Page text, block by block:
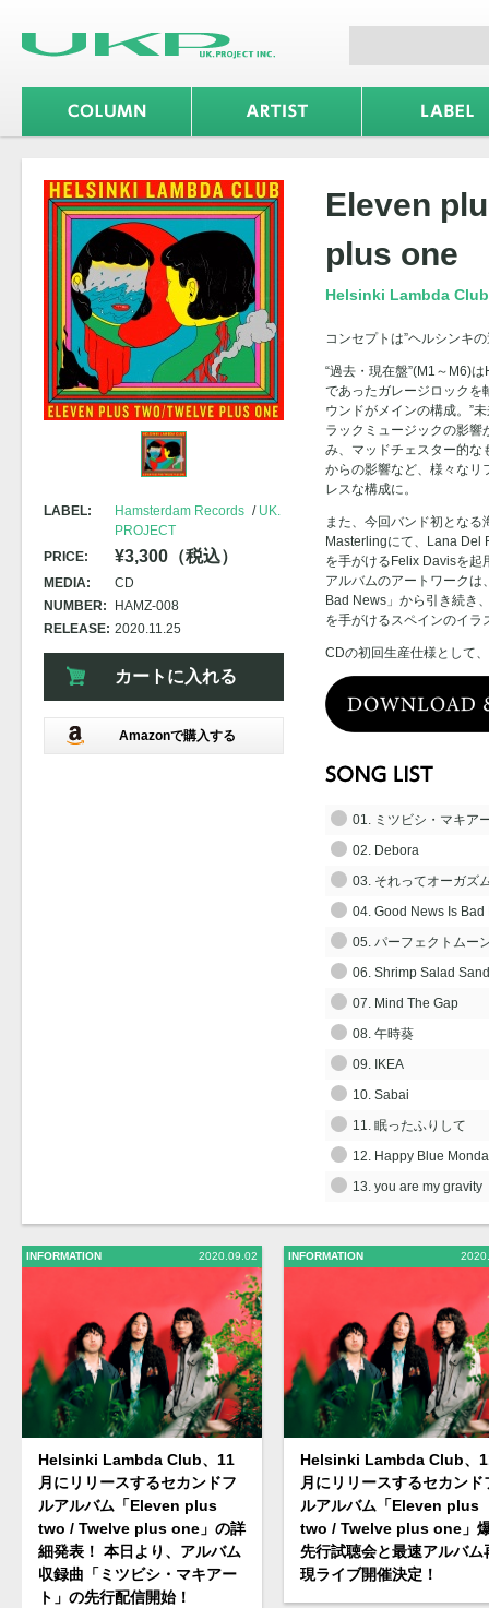
LABEL: Hamsterdam Records
UK.
PROJECT
PRICE:
¥3,300（税込）
MEDIA:
CD
NUMBER:
HAMZ-008
RELEASE: 2020.11.25
カートに入れる
Amazonで購入する
Eleven
plus one
Helsinki Lambda Club
コンセプトは”ヘルシンキ
“過去・現在盤”(M1～M6)
であったガレージロックを
ウンドがメインの構成。”
ラックミュージックの影
み、マッドチェスター的な
からの影響など、様々なリ
レスな構成に。
また、今回バンド初とな
Masterlingにて、Lana Del
を手がけるFelix Davisを起
アルバムのアートワーク
Bad News」から引き続き
を手がけるスペインのイ
CDの初回生産仕様として
01. ミツビシ・マキア
02. Debora
03. それってオーガズ
04. Good News Is Bad
05. パーフェクトムー
06. Shrimp Salad
07. Mind The Gap
08. 午時葵
09. IKEA
10. Sabai
11. 眠ったふりして
12. Happy Blue
13. you are my gravity
INFORMATION 2020.09.02
Helsinki Lambda Club、11
月にリリースするセカンドフ
ルアルバム「Eleven plus
two / Twelve plus one」の詳
細発表！ 本日より、アルバム
収録曲「ミツビシ・マキアー
ト」の先行配信開始！
INFORMATION
Helsinki Lambda Club、
月にリリースするセカンド
ルアルバム「Eleven plus
two / Twelve plus one」
先行試聴会と最速アルバム
現ライブ開催決定！